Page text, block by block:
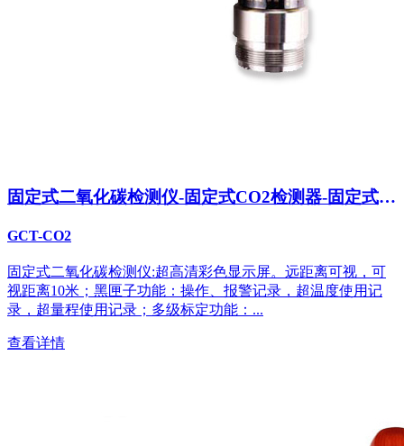
固定式二氧化碳检测仪-固定式CO2检测器-固定式二
GCT-CO2
固定式二氧化碳检测仪:超高清彩色显示屏。远距离可视，可
视距离10米；黑匣子功能：操作、报警记录，超温度使用记
录，超量程使用记录；多级标定功能：...
查看详情